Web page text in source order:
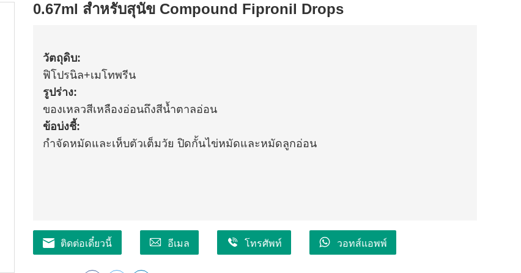
0.67ml สำหรับสุนัข Compound Fipronil Drops
วัตถุดิบ:
ฟิโปรนิล+เมโทพรีน
รูปร่าง:
ของเหลวสีเหลืองอ่อนถึงสีน้ำตาลอ่อน
ข้อบ่งชี้:
กำจัดหมัดและเห็บตัวเต็มวัย ปิดกั้นไข่หมัดและหมัดลูกอ่อน
ติดต่อเดี๋ยวนี้ อีเมล โทรศัพท์ วอทส์แอพพ์